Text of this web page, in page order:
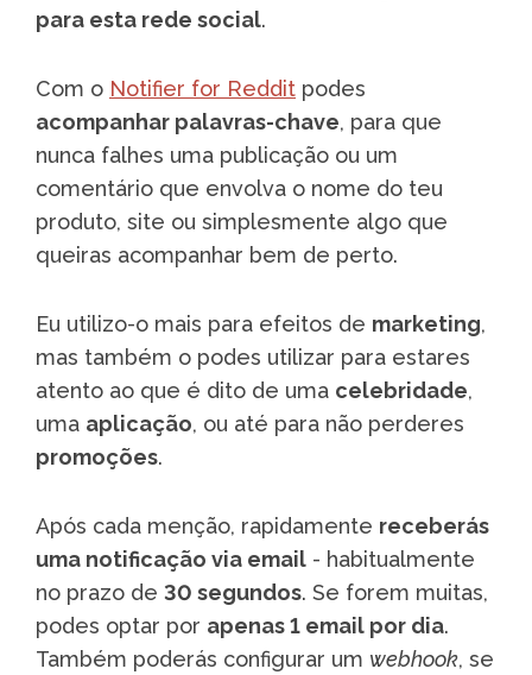
para esta rede social.
Com o Notifier for Reddit podes
acompanhar palavras-chave, para que
nunca falhes uma publicação ou um
comentário que envolva o nome do teu
produto, site ou simplesmente algo que
queiras acompanhar bem de perto.
Eu utilizo-o mais para efeitos de marketing,
mas também o podes utilizar para estares
atento ao que é dito de uma celebridade,
uma aplicação, ou até para não perderes
promoções.
Após cada menção, rapidamente receberás
uma notificação via email - habitualmente
no prazo de 30 segundos. Se forem muitas,
podes optar por apenas 1 email por dia.
Também poderás configurar um webhook, se